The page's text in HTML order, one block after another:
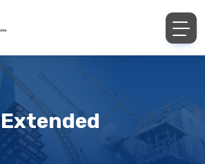
Extended